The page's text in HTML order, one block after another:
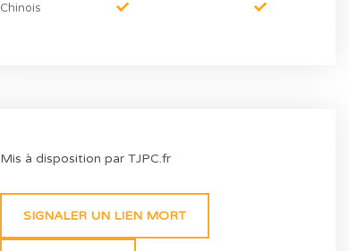
Chinois
Mis à disposition par TJPC.fr
SIGNALER UN LIEN MORT